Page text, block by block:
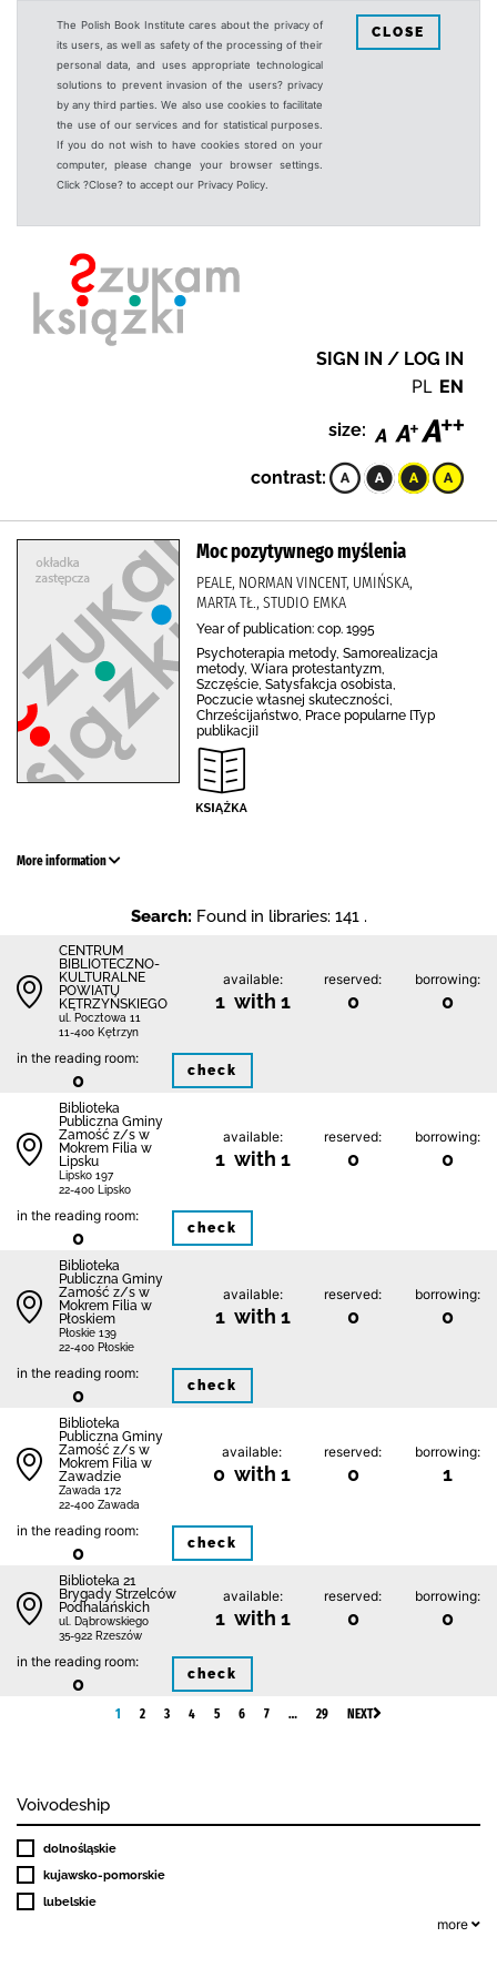
The Polish Book Institute cares about the privacy of
its users, as well as safety of the processing of their
personal data, and uses appropriate technological
solutions to prevent invasion of the users? privacy
by any third parties. We also use cookies to facilitate
the use of our services and for statistical purposes.
If you do not wish to have cookies stored on your
computer, please change your browser settings.
Click ?Close? to accept our Privacy Policy.
CLOSE
SIGN IN / LOG IN
PL EN
size:
contrast:
Moc pozytywnego myślenia
PEALE, NORMAN VINCENT, UMIŃSKA,
MARTA TŁ., STUDIO EMKA
Year of publication: cop. 1995
Psychoterapia metody, Samorealizacja
metody, Wiara protestantyzm,
Szczęście, Satysfakcja osobista,
Poczucie własnej skuteczności,
Chrześcijaństwo, Prace popularne [Typ
publikacji]
More information
Search: Found in libraries: 141 .
CENTRUM
BIBLIOTECZNO-
KULTURALNE
POWIATU
KĘTRZYŃSKIEGO
ul. Pocztowa 11
11-400 Kętrzyn
available:
1 with 1
reserved:
0
borrowing:
0
in the reading room:
0 check
Biblio­teka
Publiczna Gminy
Zamość z/s w
Mokrem Filia w
Lipsku
Lipsko 197
22-400 Lipsko
available:
1 with 1
reserved:
0
borrowing:
0
in the reading room:
0 check
Biblio­teka
Publiczna Gminy
Zamość z/s w
Mokrem Filia w
Płoskiem
Płoskie 139
22-400 Płoskie
available:
1 with 1
reserved:
0
borrowing:
0
in the reading room:
0 check
Biblio­teka
Publiczna Gminy
Zamość z/s w
Mokrem Filia w
Zawadzie
Zawada 172
22-400 Zawada
available:
0 with 1
reserved:
0
borrowing:
1
in the reading room:
0 check
Biblioteka 21
Brygady Strzelców
Podhalańskich
ul. Dąbrowskiego
35-922 Rzeszów
available:
1 with 1
reserved:
0
borrowing:
0
in the reading room:
0 check
1 2 3 4 5 6 7 … 29 NEXT
Voivodeship
dolnośląskie
kujawsko-pomorskie
lubelskie
more